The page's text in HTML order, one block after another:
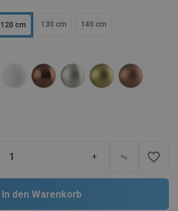
120 cm 130 cm 140 cm
+ favorite_border
In den Warenkorb